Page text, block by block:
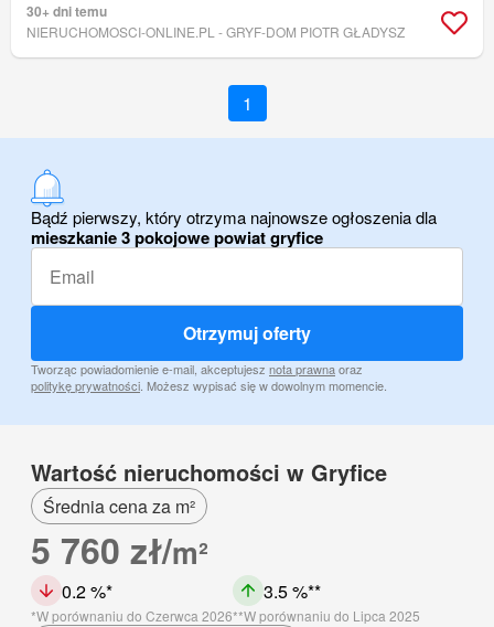
30+ dni temu
NIERUCHOMOSCI-ONLINE.PL - GRYF-DOM PIOTR GŁADYSZ
1
Bądź pierwszy, który otrzyma najnowsze ogłoszenia dla
mieszkanie 3 pokojowe powiat gryfice
Otrzymuj oferty
Tworząc powiadomienie e-mail, akceptujesz nota prawnaoraz
politykę prywatności. Możesz wypisać się w dowolnym momencie.
Wartość nieruchomości w Gryfice
Średnia cena za m²
5 760 zł/m²
0.2 %
W porównaniu do Czerwca 2026
3.5 %
W porównaniu do Lipca 2025